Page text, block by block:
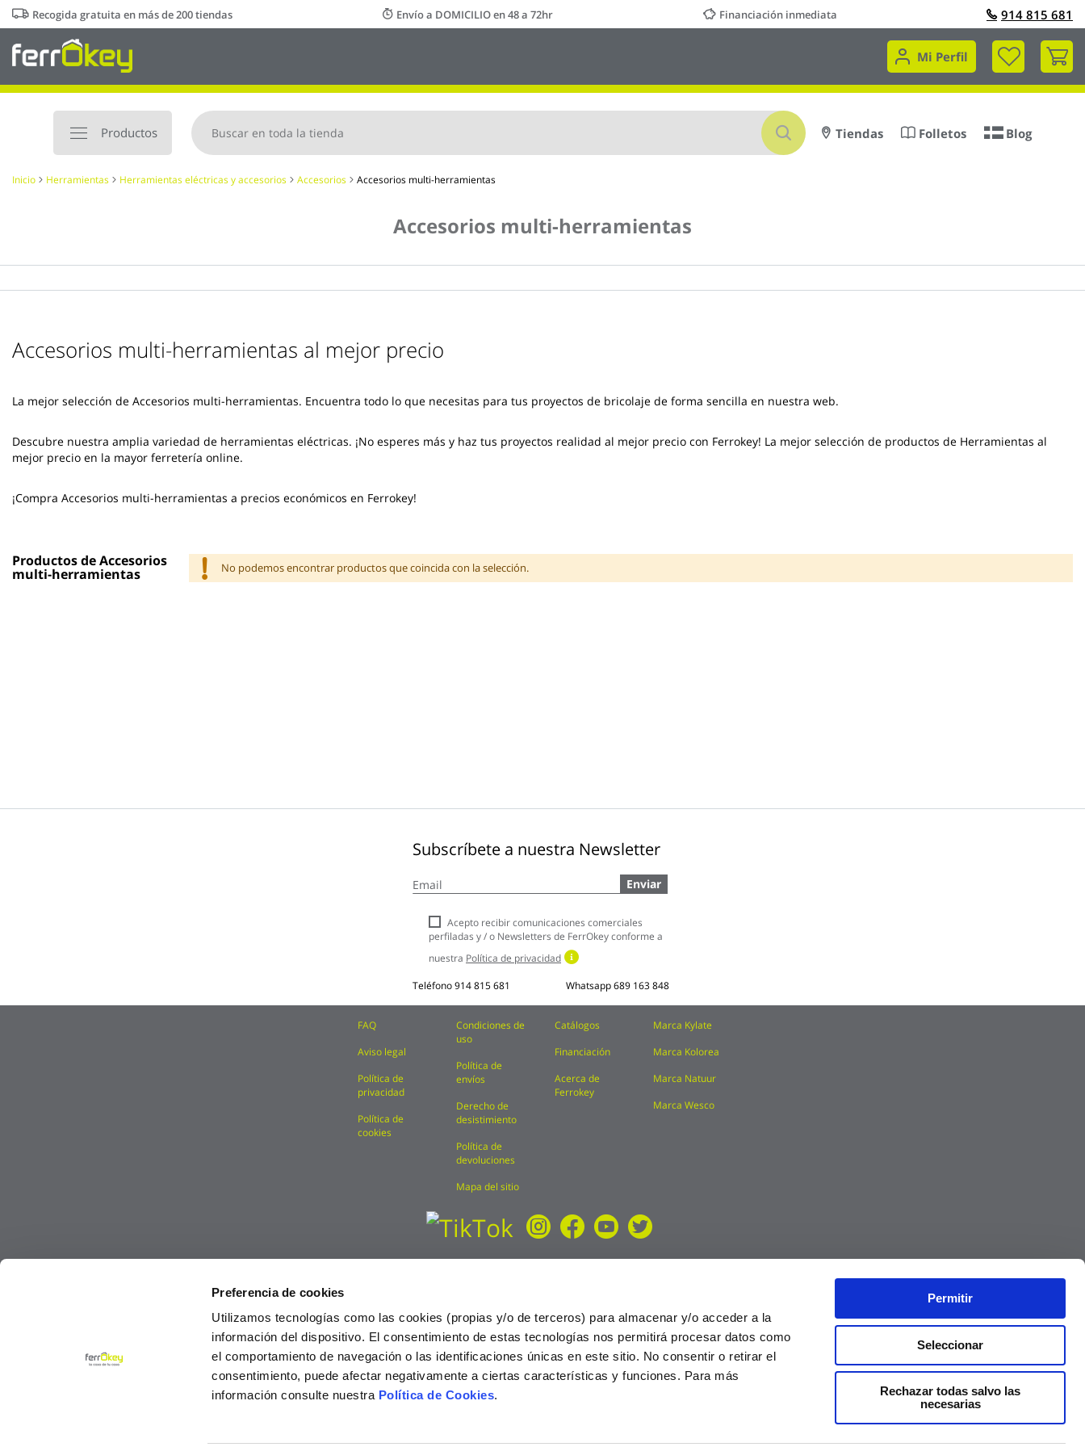
Preferencia de cookies
Utilizamos tecnologías como las cookies (propias y/o de terceros) para almacenar y/o acceder a la
información del dispositivo. El consentimiento de estas tecnologías nos permitirá procesar datos como
el comportamiento de navegación o las identificaciones únicas en este sitio. No consentir o retirar el
consentimiento, puede afectar negativamente a ciertas características y funciones. Para más
información consulte nuestra Política de Cookies.
Permitir
Seleccionar
Rechazar todas salvo las
necesarias
Ir
al
contenido
Recogida gratuita en más de 200 tiendas Envío a DOMICILIO en 48 a 72hr Financiación inmediata 914 815 681
Mi Perfil
Mi
Productos
Buscar
Tiendas Folletos Blog
Inicio Herramientas Herramientas eléctricas y accesorios Accesorios Accesorios multi-herramientas
Accesorios multi-herramientas
Accesorios multi-herramientas al mejor precio
La mejor selección de Accesorios multi-herramientas. Encuentra todo lo que necesitas para tus proyectos de bricolaje de forma sencilla en nuestra web.
Descubre nuestra amplia variedad de herramientas eléctricas. ¡No esperes más y haz tus proyectos realidad al mejor precio con Ferrokey! La mejor selección de productos de Herramientas al
mejor precio en la mayor ferretería online.
¡Compra Accesorios multi-herramientas a precios económicos en Ferrokey!
No podemos encontrar productos que coincida con la selección.
Productos de Accesorios
multi-herramientas
Subscríbete a nuestra Newsletter
a
boletín
noticias:
Enviar
Acepto recibir comunicaciones comerciales
perfiladas y / o Newsletters de FerrOkey conforme a
nuestra Política de privacidad
Teléfono914 815 681 Whatsapp689 163 848
FAQ
Aviso legal
Política de
privacidad
Política de
cookies
Condiciones de
uso
Política de
envíos
Derecho de
desistimiento
Política de
devoluciones
Mapa del sitio
Catálogos
Financiación
Acerca de
Ferrokey
Marca Kylate
Marca Kolorea
Marca Natuur
Marca Wesco